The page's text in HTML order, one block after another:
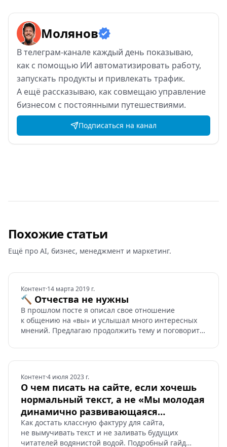
Молянов
Втелеграм-канале каждый день показываю,
как с помощью ИИ автоматизировать работу,
запускать продукты и привлекать трафик.
А ещё рассказываю, как совмещаю управление
бизнесом с постоянными путешествиями.
Подписаться на канал
Похожие статьи
Ещё про AI, бизнес, менеджмент и маркетинг.
Контент·14 марта 2019 г.
🔨 Отчества не нужны
В прошлом посте я описал свое отношение
к общению на «вы» и услышал много интересных
мнений. Предлагаю продолжить тему и поговорить
Контент·4 июля 2023 г.
О чем писать на сайте, если хочешь
нормальный текст, а не «Мы молодая
динамично развивающаяся
компания»
Как достать классную фактуру для сайта,
не вымучивать текст и не заливать будущих
читателей водянистой водой. Подробный гайд